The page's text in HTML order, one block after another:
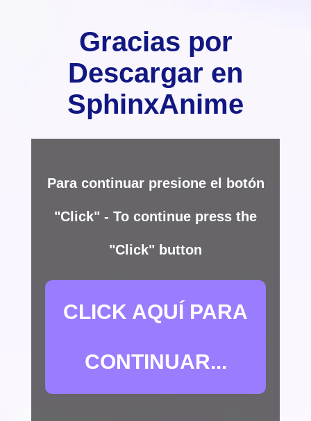
Gracias por
Descargar en
SphinxAnime
Para continuar presione el botón
"Click" - To continue press the
"Click" button
CLICK AQUÍ PARA
CONTINUAR...